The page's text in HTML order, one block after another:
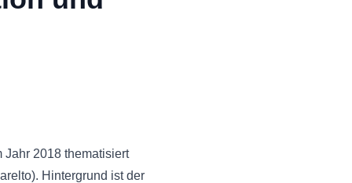
Jahr 2018 thematisiert
Hintergrund ist der